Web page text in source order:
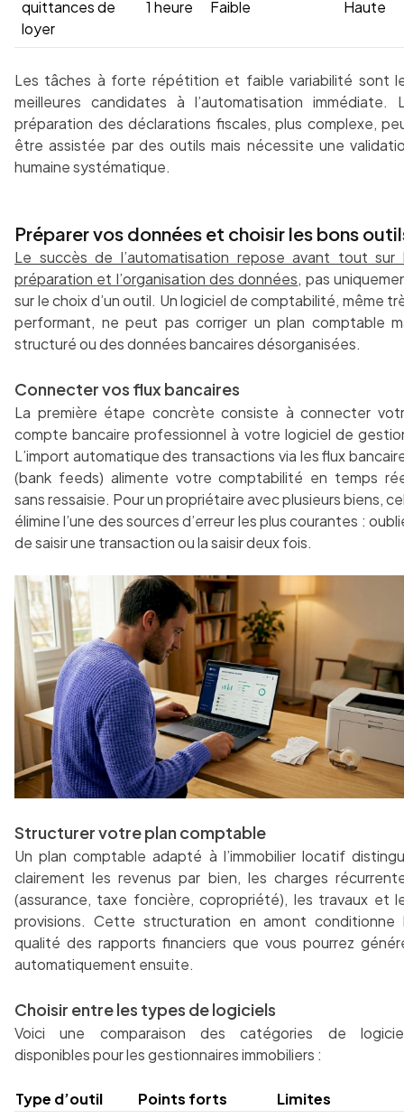
quittances de
loyer
1 heure Faible Haute
Les tâches à forte répétition et faible variabilité sont
meilleures candidates à l’automatisation immédiate.
préparation des déclarations fiscales, plus complexe,
être assistée par des outils mais nécessite une
humaine systématique.
Préparer vos données et choisir les bons
Le succès de l’automatisation repose avant tout sur
préparation et l’organisation des données, pas
sur le choix d’un outil. Un logiciel de comptabilité, même
performant, ne peut pas corriger un plan comptable
structuré ou des données bancaires désorganisées.
Connecter vos flux bancaires
La première étape concrète consiste à connecter
compte bancaire professionnel à votre logiciel de
L’import automatique des transactions via les flux
(bank feeds) alimente votre comptabilité en temps
sans ressaisie. Pour un propriétaire avec plusieurs biens,
élimine l’une des sources d’erreur les plus courantes :
de saisir une transaction ou la saisir deux fois.
Structurer votre plan comptable
Un plan comptable adapté à l’immobilier locatif
clairement les revenus par bien, les charges
(assurance, taxe foncière, copropriété), les travaux et
provisions. Cette structuration en amont conditionne
qualité des rapports financiers que vous pourrez
automatiquement ensuite.
Choisir entre les types de logiciels
Voici une comparaison des catégories de
disponibles pour les gestionnaires immobiliers :
Type d’outil Points forts Limites